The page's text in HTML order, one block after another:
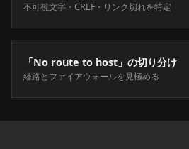
不可視文字・CRLF・リンク切れを特定
「No route to host」の切り分け
経路とファイアウォールを見極める